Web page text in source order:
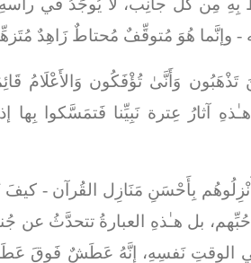
بِهِ مِن كُلﱢ جانِب، لا يُوجَدُ في رأسهِ
- وإنَّما هُوَ مُتوقِّفٌ مُحتاطٌ زَاهِدٌ
تَذْهَبُون وَأَنَّىٰ تُؤْفَكُون وَالأَعْلَامُ
آثارُ عِترة نَبِيِّنا فَتمَسَّكوا بِها
بِأَحْسَنِ مَنَازِل القُرآن - كيفَ
بل هـٰذهِ العبارةُ تتحدَّثُ عن
الوقتِ نَفسِهِ، إنَّهُ عَطَشٌ فَوقَ عَطَش،